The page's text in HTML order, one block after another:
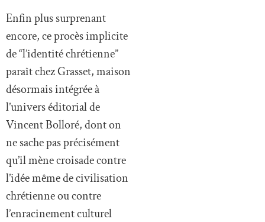
Enfin plus surprenant
encore, ce procès implicite
de “l’identité chrétienne”
paraît chez Grasset, maison
désormais intégrée à
l’univers éditorial de
Vincent Bolloré, dont on
ne sache pas précisément
qu’il mène croisade contre
l’idée même de civilisation
chrétienne ou contre
l’enracinement culturel